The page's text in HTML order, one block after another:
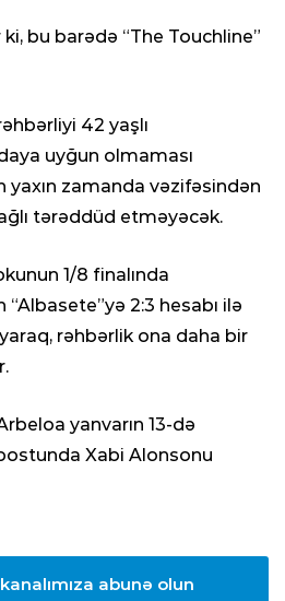
bu barədə “The Touchline”
42 yaşlı
uyğun olmaması
yaxın zamanda vəzifəsindən
tərəddüd etməyəcək.
1/8 finalında
“Albasete”yə 2:3 hesabı ilə
rəhbərlik ona daha bir
yanvarın 13-də
Xabi Alonsonu
abunə olun